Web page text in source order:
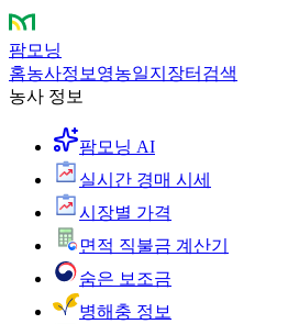
팜모닝
홈농사정보 영농일지 장터 검색
농사 정보
팜모닝 AI
실시간 경매 시세
시장별 가격
면적 직불금 계산기
숨은 보조금
병해충 정보